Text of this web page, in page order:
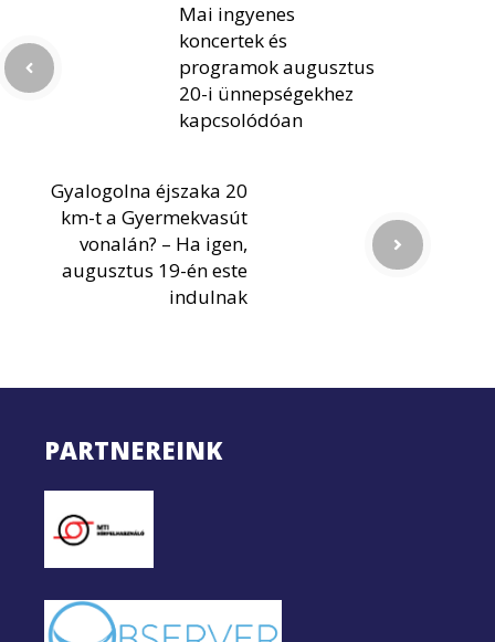
Mai ingyenes
koncertek és
programok augusztus
20-i ünnepségekhez
kapcsolódóan
Gyalogolna éjszaka 20
km-t a Gyermekvasút
vonalán? – Ha igen,
augusztus 19-én este
indulnak
PARTNEREINK